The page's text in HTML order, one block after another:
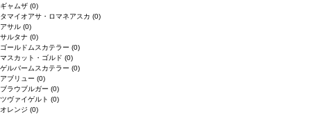
ギャムザ (0)
タマイオアサ・ロマネアスカ (0)
アサル (0)
サルタナ (0)
ゴールドムスカテラー (0)
マスカット・ゴルド (0)
ゲルバームスカテラー (0)
アブリュー (0)
ブラウブルガー (0)
ツヴァイゲルト (0)
オレンジ (0)